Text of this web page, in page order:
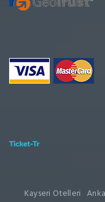
Kayseri Otelleri